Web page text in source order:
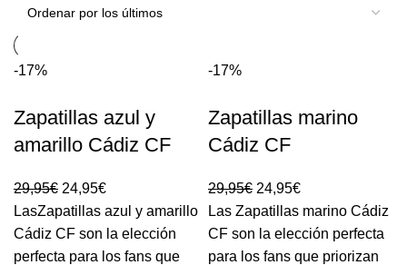
-17%
Zapatillas azul y
amarillo Cádiz CF
29,95€ 24,95€
LasZapatillas azul y amarillo
Cádiz CF son la elección
perfecta para los fans que
-17%
Zapatillas marino
Cádiz CF
29,95€ 24,95€
Las Zapatillas marino Cádiz
CF son la elección perfecta
para los fans que priorizan